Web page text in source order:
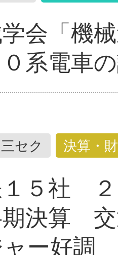
学会「機
系電車
セク 決算・
１５社
期決算
ー好調